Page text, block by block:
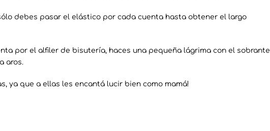
debes pasar el elástico por cada cuenta hasta obtener el largo
por el alfiler de bisutería, haces una pequeña lágrima con el sobrante
aros.
ya que a ellas les encantá lucir bien como mamá!